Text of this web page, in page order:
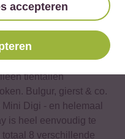
grote rijstkoker past niet
nooit meer dan 3 porties
Rice Cooker gewoon
tientallen
Bulgur, gierst & co.
Digi - en helemaal
is heel eenvoudig te
8 verschillende
accepteren